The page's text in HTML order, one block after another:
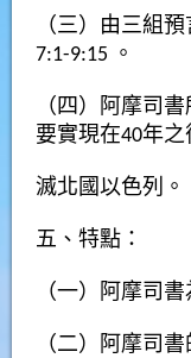
（三）由三組預
7:1-9:15 。
（四）阿摩司
要實現在40年
滅北國以色列。
五、特點：
（一）阿摩司
（二）阿摩司